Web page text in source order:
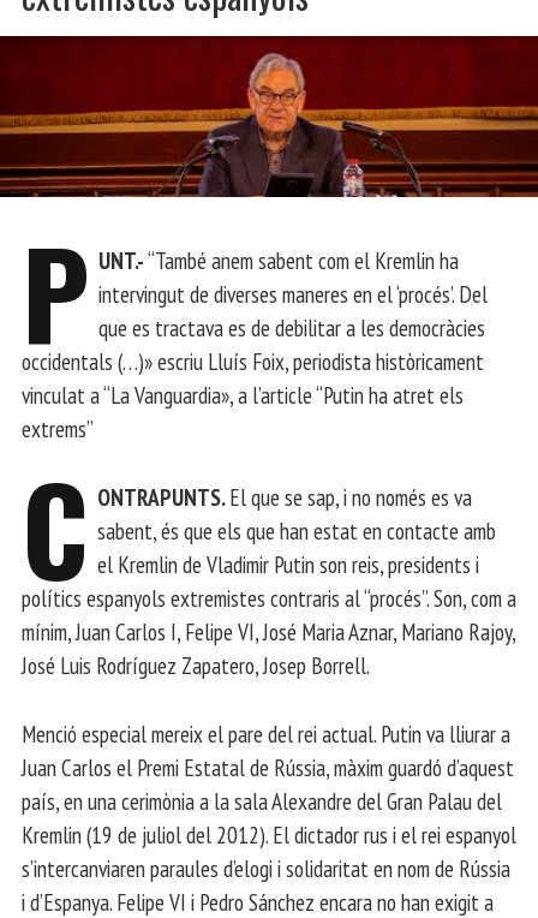
P UNT.-“També anem sabent com el Kremlin ha
intervingut de diverses maneres en el ‘procés’. Del
que es tractava es de debilitar a les democràcies
occidentals (…)» escriu Lluís Foix, periodista històricament
vinculat a “La Vanguardia», a l’article “Putin ha atret els
extrems”
C ONTRAPUNTS.El que se sap, i no només es va
sabent, és que els que han estat en contacte amb
el Kremlin de Vladimir Putin son reis, presidents i
polítics espanyols extremistes contraris al “procés”. Son, com a
mínim, Juan Carlos I, Felipe VI, José Maria Aznar, Mariano Rajoy,
José Luis Rodríguez Zapatero, Josep Borrell.
Menció especial mereix el pare del rei actual. Putin va lliurar a
Juan Carlos el Premi Estatal de Rússia, màxim guardó d’aquest
país, en una cerimònia a la sala Alexandre del Gran Palau del
Kremlin (19 de juliol del 2012). El dictador rus i el rei espanyol
s’intercanviaren paraules d’elogi i solidaritat en nom de Rússia
i d’Espanya. Felipe VI i Pedro Sánchez encara no han exigit a